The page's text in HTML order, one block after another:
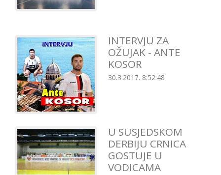
INTERVJU ZA
OŽUJAK - ANTE
KOSOR
30.3.2017. 8:52:48
U SUSJEDSKOM
DERBIJU CRNICA
GOSTUJE U
VODICAMA